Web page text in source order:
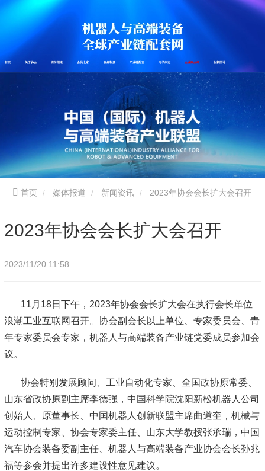
首页 关于协会 媒体报道 会员之家 服务制度 产业链配套 电子杂志 企业家介绍 创新园地
首页 媒体报道 新闻资讯 2023年协会会长扩大会召开
2023年协会会长扩大会召开
2023/11/20 11:58
11月18日下午，2023年协会会长扩大会在执行会长单位
浪潮工业互联网召开。协会副会长以上单位、专家委员会、青
年专家委员会专家，机器人与高端装备产业链党委成员参加会
议。
协会特别发展顾问、工业自动化专家、全国政协原常委、
山东省政协原副主席李德强，中国科学院沈阳新松机器人公司
创始人、原董事长、中国机器人创新联盟主席曲道奎，机械与
运动控制专家、协会专家委主任、山东大学教授张承瑞，中国
汽车协会装备委副主任、机器人与高端装备产业协会会长孙兆
福等参会并提出许多建设性意见建议。